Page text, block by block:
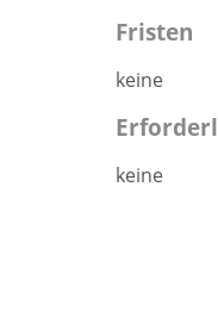
Fristen
keine
keine